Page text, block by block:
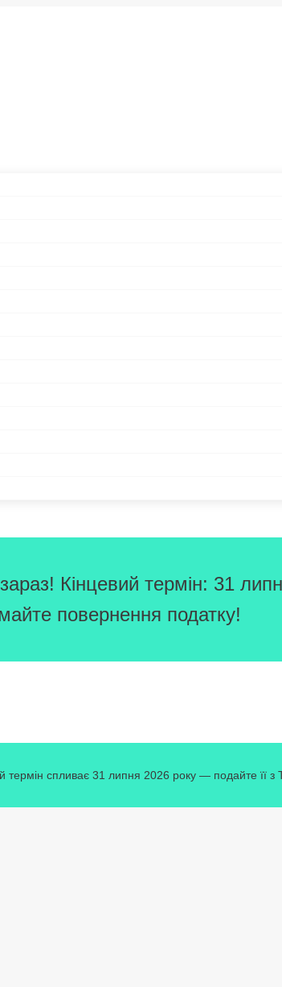
Кінцевий термін: 31
повернення податку!
термін спливає 31 липня 2026 року — подайте її